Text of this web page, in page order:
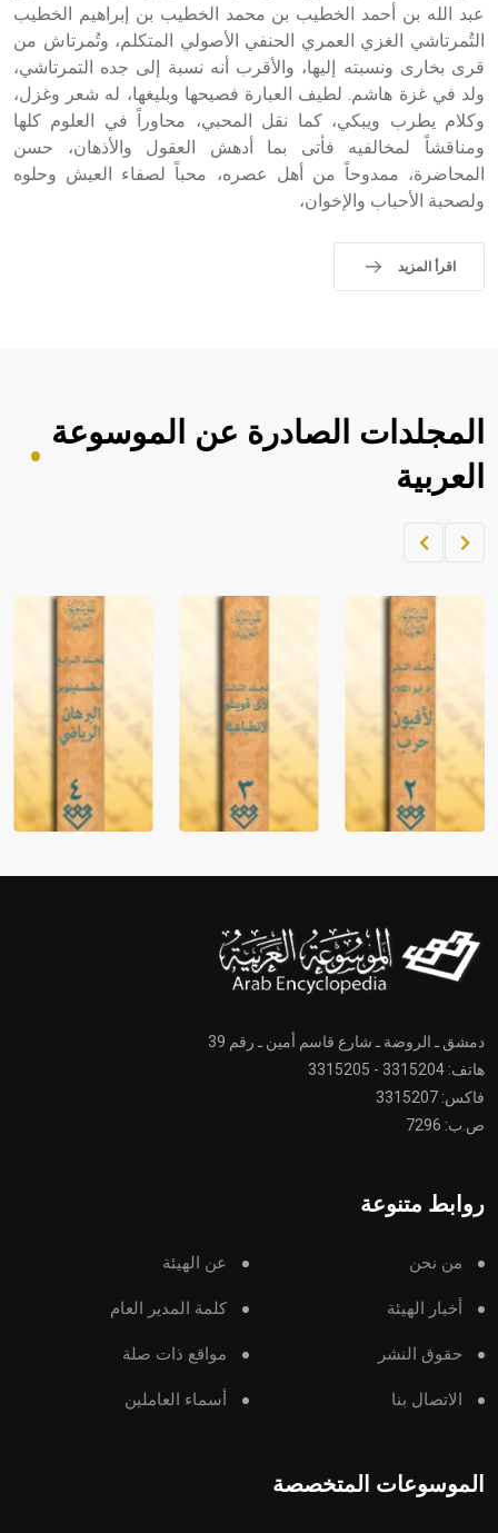
عبد الله بن أحمد الخطيب بن محمد الخطيب بن إبراهيم الخطيب
التُمرتاشي الغزي العمري الحنفي الأصولي المتكلم، وتُمرتاش من
قرى بخارى ونسبته إليها، والأقرب أنه نسبة إلى جده التمرتاشي،
ولد في غزة هاشم. لطيف العبارة فصيحها وبليغها، له شعر وغزل،
وكلام يطرب ويبكي، كما نقل المحبي، محاوراً في العلوم كلها
ومناقشاً لمخالفيه فأتى بما أدهش العقول والأذهان، حسن
المحاضرة، ممدوحاً من أهل عصره، محباً لصفاء العيش وحلوه
ولصحبة الأحباب والإخوان،
اقرأ المزيد
المجلدات الصادرة عن الموسوعة
العربية
دمشق ـ الروضة ـ شارع قاسم أمين ـ رقم 39
هاتف: 3315204 - 3315205
فاكس: 3315207
ص.ب: 7296
روابط متنوعة
من نحن عن الهيئة
أخبار الهيئة كلمة المدير العام
حقوق النشر مواقع ذات صلة
الاتصال بنا أسماء العاملين
الموسوعات المتخصصة